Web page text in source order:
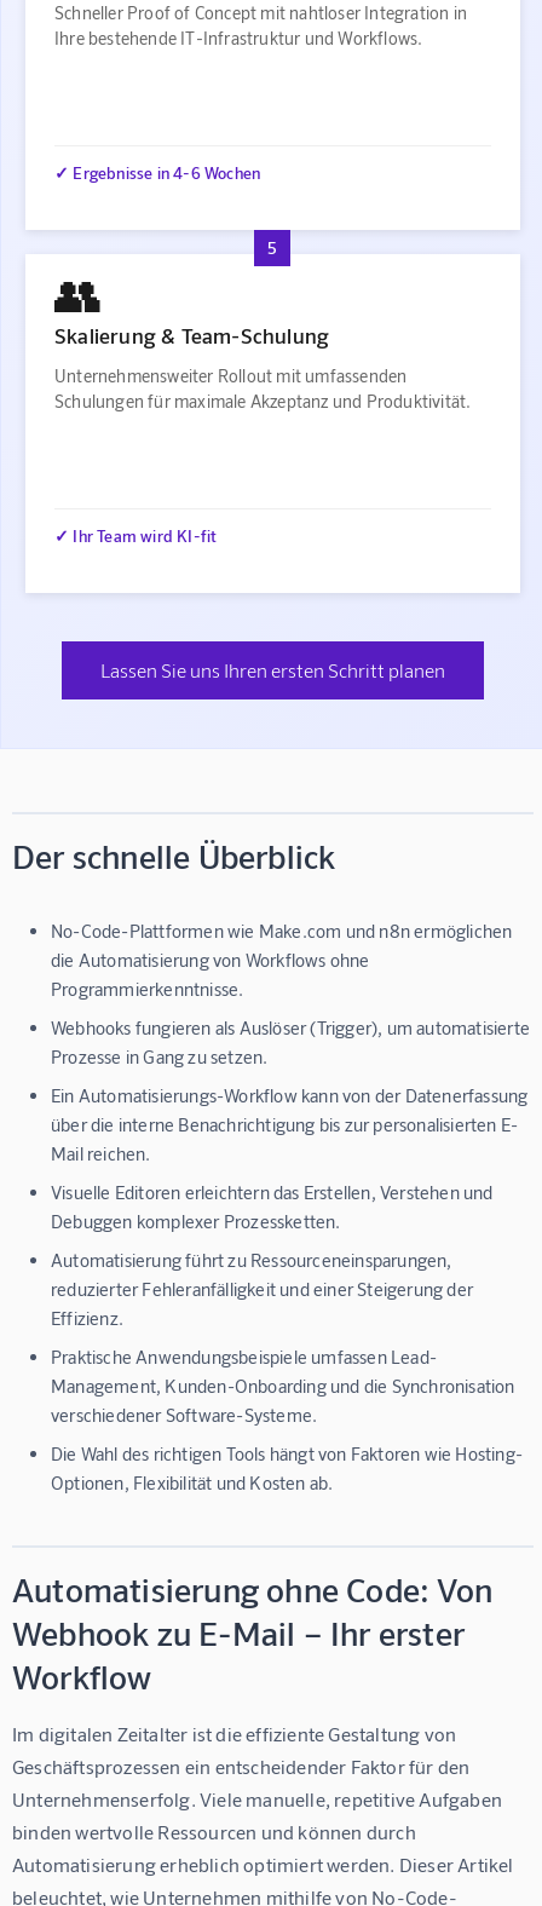
Schneller Proof of Concept mit nahtloser Integration in
Ihre bestehende IT-Infrastruktur und Workflows.
✓ Ergebnisse in 4-6 Wochen
5
👥
Skalierung & Team-Schulung
Unternehmensweiter Rollout mit umfassenden
Schulungen für maximale Akzeptanz und Produktivität.
✓ Ihr Team wird KI-fit
Lassen Sie uns Ihren ersten Schritt planen
Der schnelle Überblick
No-Code-Plattformen wie Make.com und n8n ermöglichen
die Automatisierung von Workflows ohne
Programmierkenntnisse.
Webhooks fungieren als Auslöser (Trigger), um automatisierte
Prozesse in Gang zu setzen.
Ein Automatisierungs-Workflow kann von der Datenerfassung
über die interne Benachrichtigung bis zur personalisierten E-
Mail reichen.
Visuelle Editoren erleichtern das Erstellen, Verstehen und
Debuggen komplexer Prozessketten.
Automatisierung führt zu Ressourceneinsparungen,
reduzierter Fehleranfälligkeit und einer Steigerung der
Effizienz.
Praktische Anwendungsbeispiele umfassen Lead-
Management, Kunden-Onboarding und die Synchronisation
verschiedener Software-Systeme.
Die Wahl des richtigen Tools hängt von Faktoren wie Hosting-
Optionen, Flexibilität und Kosten ab.
Automatisierung ohne Code: Von
Webhook zu E-Mail – Ihr erster
Workflow
Im digitalen Zeitalter ist die effiziente Gestaltung von
Geschäftsprozessen ein entscheidender Faktor für den
Unternehmenserfolg. Viele manuelle, repetitive Aufgaben
binden wertvolle Ressourcen und können durch
Automatisierung erheblich optimiert werden. Dieser Artikel
beleuchtet, wie Unternehmen mithilfe von No-Code-